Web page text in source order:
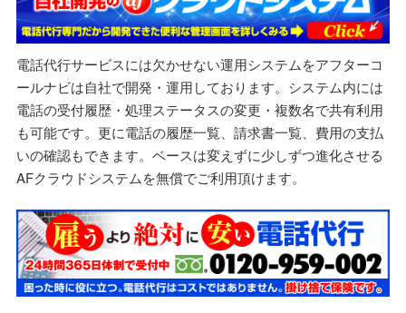
電話代行サービスには欠かせない運用システムをアフターコ
ールナビは自社で開発・運用しております。システム内には
電話の受付履歴・処理ステータスの変更・複数名で共有利用
も可能です。更に電話の履歴一覧、請求書一覧、費用の支払
いの確認もできます。ベースは変えずに少しずつ進化させる
AFクラウドシステムを無償でご利用頂けます。